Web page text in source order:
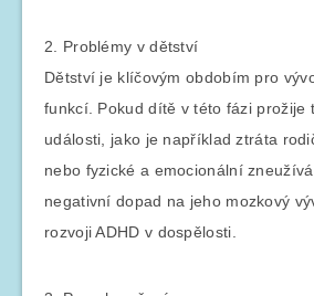
2. Problémy v dětství
Dětství je klíčovým obdobím pro
funkcí. Pokud dítě v této fázi prožije
události, jako je například ztráta
nebo fyzické a emocionální
negativní dopad na jeho mozkový
rozvoji ADHD v dospělosti.